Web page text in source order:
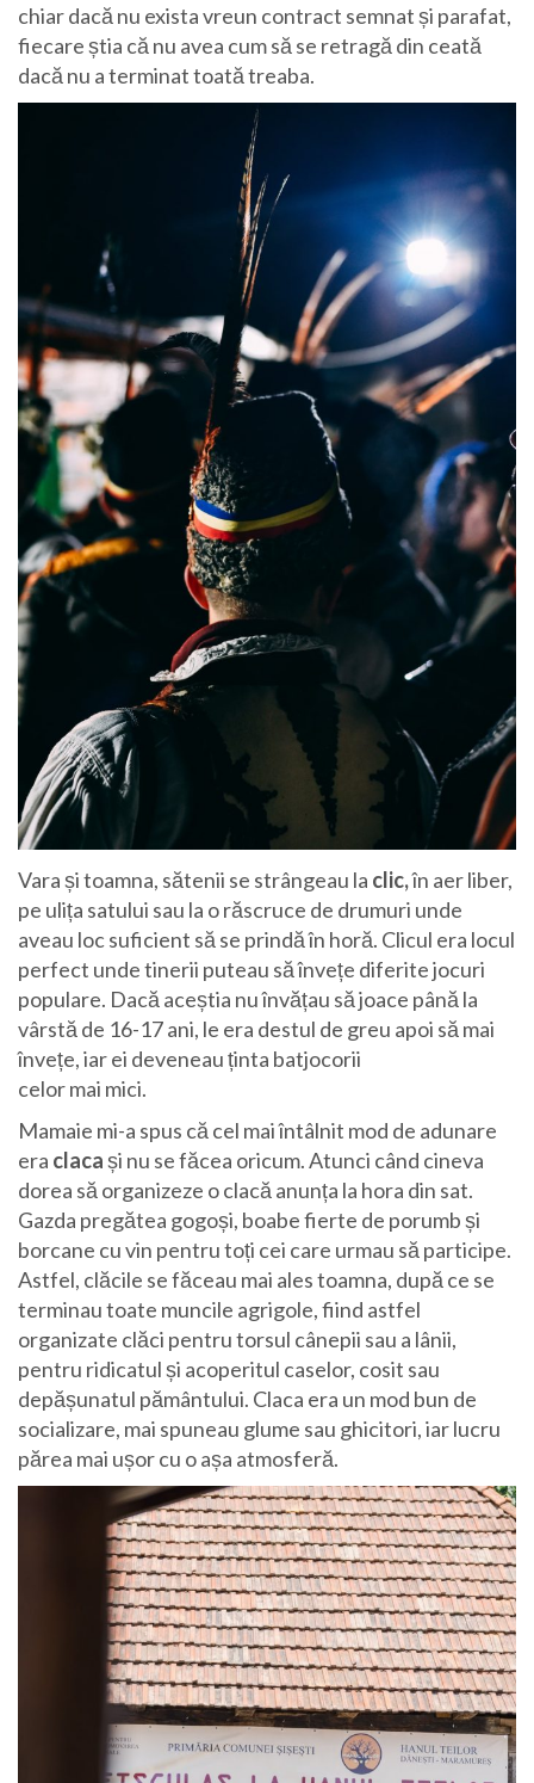
chiar dacă nu exista vreun contract semnat și parafat,
fiecare știa că nu avea cum să se retragă din ceată
dacă nu a terminat toată treaba.
Vara și toamna, sătenii se strângeau la clic,în aer liber,
pe ulița satului sau la o răscruce de drumuri unde
aveau loc suficient să se prindă în horă. Clicul era locul
perfect unde tinerii puteau să învețe diferite jocuri
populare. Dacă aceștia nu învățau să joace până la
vârstă de 16-17 ani, le era destul de greu apoi să mai
învețe, iar ei deveneau ținta batjocorii
celor mai mici.
Mamaie mi-a spus că cel mai întâlnit mod de adunare
era clacași nu se făcea oricum. Atunci când cineva
dorea să organizeze o clacă anunța la hora din sat.
Gazda pregătea gogoși, boabe fierte de porumb și
borcane cu vin pentru toți cei care urmau să participe.
Astfel, clăcile se făceau mai ales toamna, după ce se
terminau toate muncile agrigole, fiind astfel
organizate clăci pentru torsul cânepii sau a lânii,
pentru ridicatul și acoperitul caselor, cosit sau
depășunatul pământului. Claca era un mod bun de
socializare, mai spuneau glume sau ghicitori, iar lucru
părea mai ușor cu o așa atmosferă.